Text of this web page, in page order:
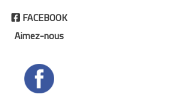
FACEBOOK
Aimez-nous